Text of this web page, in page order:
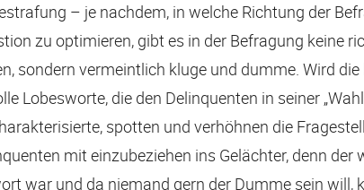
– je nachdem, in welche Richtung der
zu optimieren, gibt es in der Befragung keine
sondern vermeintlich kluge und dumme. Wird
Lobesworte, die den Delinquenten in seiner
spotten und verhöhnen die
mit einzubeziehen ins Gelächter, denn der
war und da niemand gern der Dumme sein will,